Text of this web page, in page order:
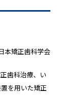
矯正歯科学会
歯科治療、い
を用いた矯正